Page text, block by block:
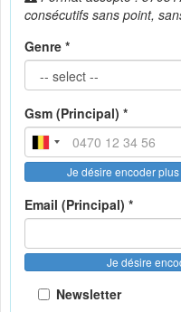
consécutifs sans point,
Genre *
Gsm (Principal) *
Je désire encoder
Email (Principal) *
Je désire
Newsletter